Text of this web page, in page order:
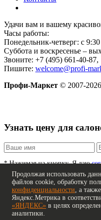
Продолжая использовать
файлов cookie, обработку
конфиденциальности, а
Яндекс.Метрика в
«ЯНДЕКС» в целях
аналитики.
Удачи вам и вашему
Часы работы:
Понедельник-четверг: с
Суббота и воскресенье –
Звоните: +7 (495) 661-40-
Пишите: welcome@profi-
Профи-Маркет © 2007-2026
Узнать цену для
*Нажимая на кнопку, Я даю
Спасибо!
Ваше сообщение